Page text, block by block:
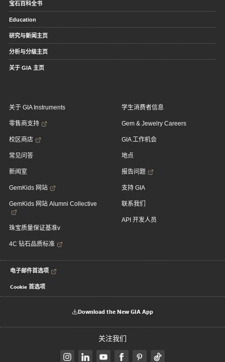
宝石百科全书
Education
研究与新闻主页
分析与分级主页
关于 GIA 主页
关于 GIA Instruments
零售商支持
校区商店
常见问答
新闻室
GemKids 网站
GemKids 网站 Alumni Collective
珠宝质量保证基准v
4C 钻石品质标准
学生消费者信息
Gem & Jewelry Careers
GIA 工作机会
地点
报告问题
支持 GIA
联系我们
API 开发人员
电子邮件首选项
Cookie 首选项
Download the New GIA App
关注我们